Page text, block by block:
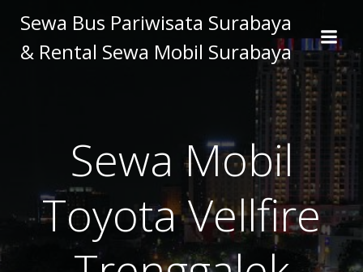
to
content
Sewa Bus Pariwisata Surabaya
& Rental Sewa Mobil Surabaya
Sewa Mobil
Toyota Vellfire